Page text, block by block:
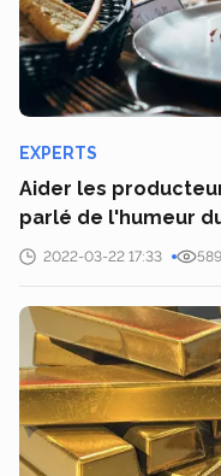
EXPERTS
Aider les
parlé de l'humeur
2022-03-22 17:33 589